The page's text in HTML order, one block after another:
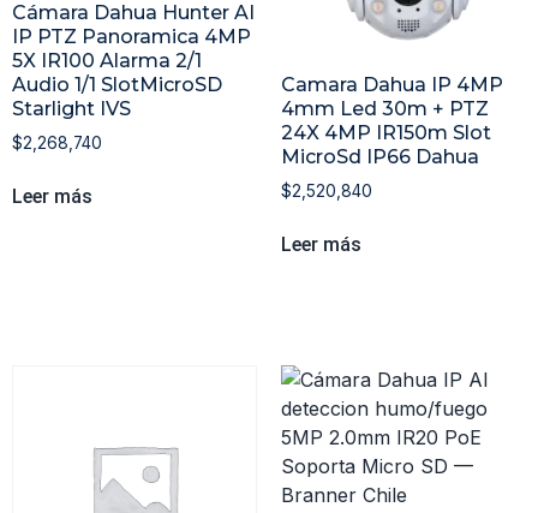
Cámara Dahua Hunter AI
IP PTZ Panoramica 4MP
5X IR100 Alarma 2/1
Audio 1/1 SlotMicroSD
Starlight IVS
$2,268,740
Leer más
Camara Dahua IP 4MP
4mm Led 30m + PTZ
24X 4MP IR150m Slot
MicroSd IP66 Dahua
$2,520,840
Leer más